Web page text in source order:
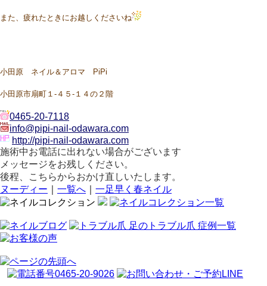
また、疲れたときにお越しくださいね
小田原 ネイル＆アロマ PiPi
小田原市扇町１-４５-１４の２階
0465-20-7118
info@pipi-nail-odawara.com
http://pipi-nail-odawara.com
施術中お電話に出れない場合がございます
メッセージをお残しください。
後程、こちらからおかけ直しいたします。
ヌーディー
一覧へ 一足早く春ネイル